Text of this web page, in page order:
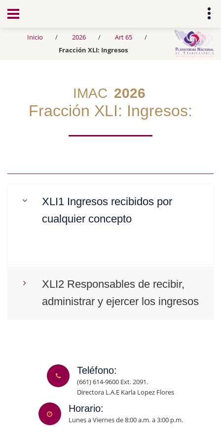
Transparencia
Inicio 2026
Art 65
Fracción XLI: Ingresos
IMAC 2026
Fracción XLI: Ingresos:
XLI1 Ingresos recibidos por
cualquier concepto
XLI2 Responsables de recibir,
administrar y ejercer los ingresos
Teléfono:
(661) 614-9600 Ext. 2091.
Directora L.A.E Karla Lopez Flores
Horario:
Lunes a Viernes de 8:00 a.m. a 3:00 p.m.